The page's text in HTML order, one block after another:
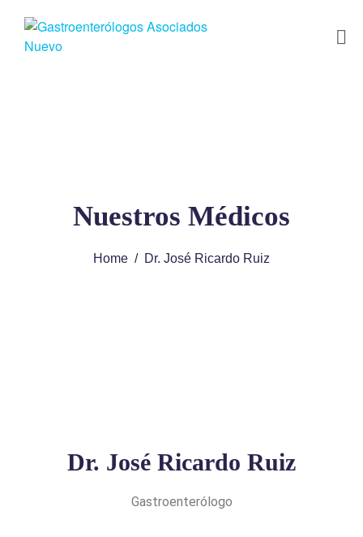
Nuestros Médicos
Home Dr. José Ricardo Ruiz
Dr. José Ricardo Ruiz
Gastroenterólogo